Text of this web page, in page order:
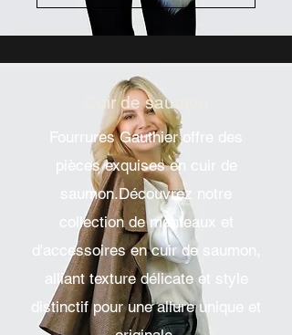
Cuir de saumon
Fourrures Gauthier offre des
pièces exquises en cuir de
saumon.Découvrez notre
collection de manteaux et
d'accessoires en cuir de saumon,
alliant texture délicate et style
distinctif pour une allure unique et